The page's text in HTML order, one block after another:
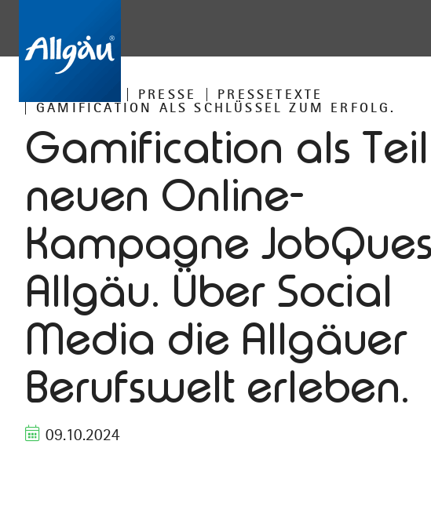
PRESSE
PRESSETEXTE
GAMIFICATION ALS SCHLÜSSEL ZUM ERFOLG.
Gamification als
neuen Online-
Kampagne
Allgäu. Über Social
Media die Allgäuer
Berufswelt erleben.
09.10.2024